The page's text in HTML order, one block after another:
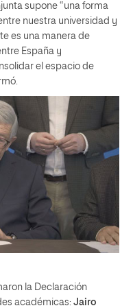
supone “una forma
nuestra universidad y
es una manera de
España y
el espacio de
la Declaración
académicas: Jairo